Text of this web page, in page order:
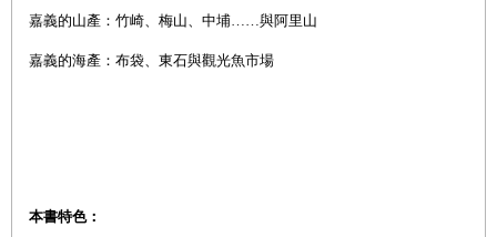
嘉義的山產：竹崎、梅山、中埔……與阿里山
嘉義的海產：布袋、東石與觀光魚市場
本書特色：